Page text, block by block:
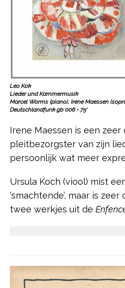
Leo Kok
Lieder und Kammermusik
Marcel Worms (piano), Irene Maessen
Deutschlandfunk gb 006 • 75’
Irene Maessen is een
pleitbezorgster van zijn
persoonlijk wat meer
Ursula Koch (viool) mist
‘smachtende’, maar is
twee werkjes uit de